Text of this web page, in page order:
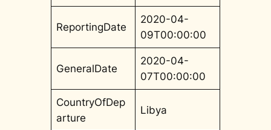
ReportingDate
2020-04-
09T00:00:00
GeneralDate
2020-04-
07T00:00:00
CountryOfDep
arture
Libya